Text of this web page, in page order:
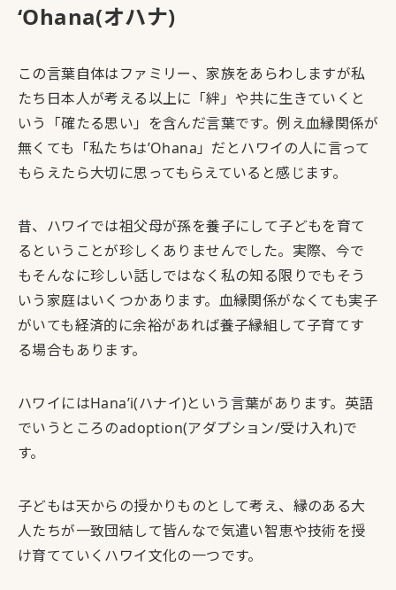
‘Ohana(オハナ)
この言葉自体はファミリー、家族をあらわしますが私
たち日本人が考える以上に「絆」や共に生きていくと
いう「確たる思い」を含んだ言葉です。例え血縁関係が
無くても「私たちは’Ohana」だとハワイの人に言って
もらえたら大切に思ってもらえていると感じます。
昔、ハワイでは祖父母が孫を養子にして子どもを育て
るということが珍しくありませんでした。実際、今で
もそんなに珍しい話しではなく私の知る限りでもそう
いう家庭はいくつかあります。血縁関係がなくても実子
がいても経済的に余裕があれば養子縁組して子育てす
る場合もあります。
ハワイにはHana’i(ハナイ)という言葉があります。英語
でいうところのadoption(アダプション/受け入れ)で
す。
子どもは天からの授かりものとして考え、縁のある大
人たちが一致団結して皆んなで気遣い智恵や技術を授
け育てていくハワイ文化の一つです。